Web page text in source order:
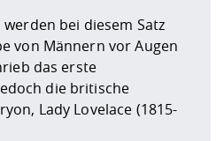
Jobs, Praktika,
bei diesem Satz
von Männern vor Augen
das erste
die britische
Lady Lovelace (1815-